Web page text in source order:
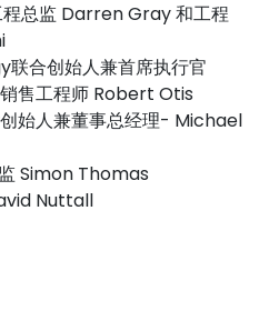
总监 Darren Gray 和工程
合创始人兼首席执行官
售工程师 Robert Otis
始人兼董事总经理- Michael
Simon Thomas
Nuttall